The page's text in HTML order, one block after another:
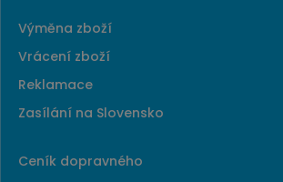
Výměna zboží
Vrácení zboží
Reklamace
Zasílání na Slovensko
Ceník dopravného